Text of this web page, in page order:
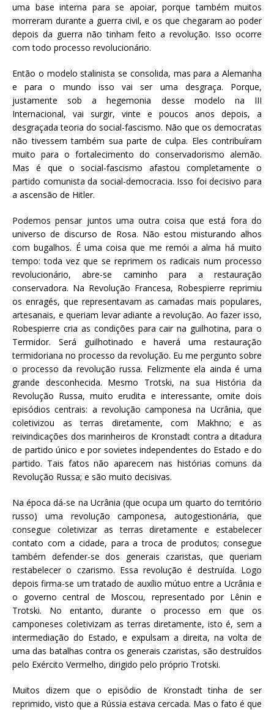
uma base interna para se apoiar, porque também muitos
morreram durante a guerra civil, e os que chegaram ao poder
depois da guerra não tinham feito a revolução. Isso ocorre
com todo processo revolucionário.
Então o modelo stalinista se consolida, mas para a Alemanha
e para o mundo isso vai ser uma desgraça. Porque,
justamente sob a hegemonia desse modelo na III
Internacional, vai surgir, vinte e poucos anos depois, a
desgraçada teoria do social-fascismo. Não que os democratas
não tivessem também sua parte de culpa. Eles contribuíram
muito para o fortalecimento do conservadorismo alemão.
Mas é que o social-fascismo afastou completamente o
partido comunista da social-democracia. Isso foi decisivo para
a ascensão de Hitler.
Podemos pensar juntos uma outra coisa que está fora do
universo de discurso de Rosa. Não estou misturando alhos
com bugalhos. É uma coisa que me remói a alma há muito
tempo: toda vez que se reprimem os radicais num processo
revolucionário, abre-se caminho para a restauração
conservadora. Na Revolução Francesa, Robespierre reprimiu
os enragés, que representavam as camadas mais populares,
artesanais, e queriam levar adiante a revolução. Ao fazer isso,
Robespierre cria as condições para cair na guilhotina, para o
Termidor. Será guilhotinado e haverá uma restauração
termidoriana no processo da revolução. Eu me pergunto sobre
o processo da revolução russa. Felizmente ela ainda é uma
grande desconhecida. Mesmo Trotski, na sua História da
Revolução Russa, muito erudita e interessante, omite dois
episódios centrais: a revolução camponesa na Ucrânia, que
coletivizou as terras diretamente, com Makhno; e as
reivindicações dos marinheiros de Kronstadt contra a ditadura
de partido único e por sovietes independentes do Estado e do
partido. Tais fatos não aparecem nas histórias comuns da
Revolução Russa; e são muito decisivas.
Na época dá-se na Ucrânia (que ocupa um quarto do território
russo) uma revolução camponesa, autogestionária, que
consegue coletivizar as terras diretamente e estabelecer
contato com a cidade, para a troca de produtos; consegue
também defender-se dos generais czaristas, que queriam
restabelecer o czarismo. Essa revolução é destruída. Logo
depois firma-se um tratado de auxílio mútuo entre a Ucrânia e
o governo central de Moscou, representado por Lênin e
Trotski. No entanto, durante o processo em que os
camponeses coletivizam as terras diretamente, isto é, sem a
intermediação do Estado, e expulsam a direita, na volta de
uma das batalhas contra os generais czaristas, são destruídos
pelo Exército Vermelho, dirigido pelo próprio Trotski.
Muitos dizem que o episódio de Kronstadt tinha de ser
reprimido, visto que a Rússia estava cercada. Mas o fato é que